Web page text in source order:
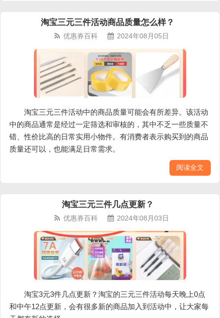
淘宝三元三件活动商品质量怎么样？
优惠券百科 2024年08月05日
淘宝三元三件活动中的商品质量可能会有所差异。该活动
中的商品通常是经过一定筛选和审核的，其中不乏一些质量不
错、性价比高的日常实用小物件。有消费者表示购买到的商品
质量还可以，也能满足日常需求。
阅读全文
淘宝三元三件几点更新？
优惠券百科 2024年08月03日
淘宝3元3件几点更新？淘宝的三元三件活动每天晚上0点
和中午12点更新，会有很多新的商品加入到活动中，让大家每